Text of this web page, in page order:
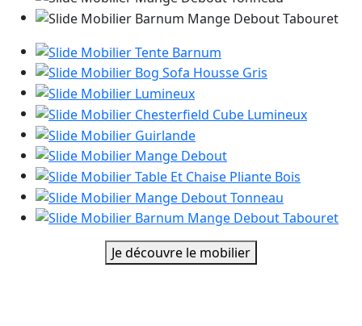
Je découvre le mobilier